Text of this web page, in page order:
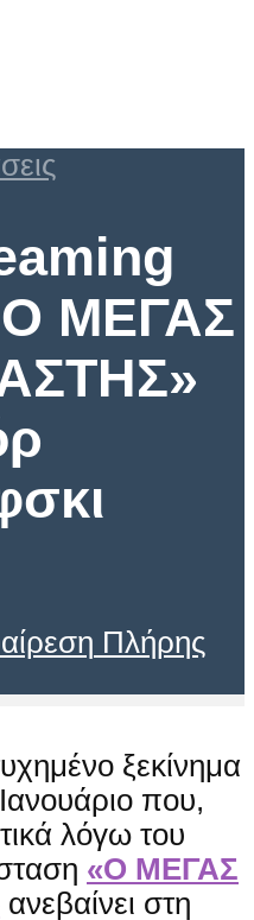
ΜΕΓΑΣ
Πλήρης
ξεκίνημα
που,
λόγω του
«Ο ΜΕΓΑΣ
ανεβαίνει στη